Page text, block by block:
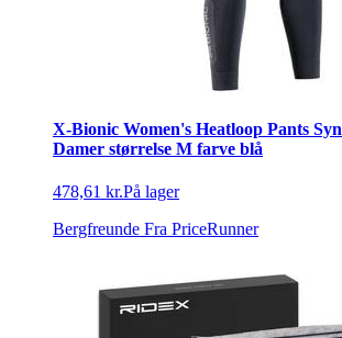
X-Bionic Women's Heatloop Pants
Damer størrelse M farve blå
478,61 kr.På lager
Bergfreunde Fra PriceRunner